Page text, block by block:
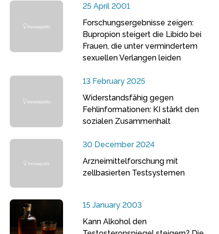
25 April 2001
Forschungsergebnisse zeigen:
Bupropion steigert die Libido bei
Frauen, die unter vermindertem
sexuellen Verlangen leiden
13 February 2025
Widerstandsfähig gegen
Fehlinformationen: KI stärkt den
sozialen Zusammenhalt
30 December 2024
Arzneimittelforschung mit
zellbasierten Testsystemen
15 January 2003
Kann Alkohol den